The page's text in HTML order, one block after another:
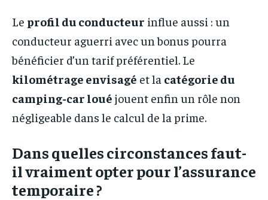
Le profil du conducteur influe aussi : un
conducteur aguerri avec un bonus pourra
bénéficier d’un tarif préférentiel. Le
kilométrage envisagé et la catégorie du
camping-car loué jouent enfin un rôle non
négligeable dans le calcul de la prime.
Dans quelles circonstances faut-
il vraiment opter pour l’assurance
temporaire ?